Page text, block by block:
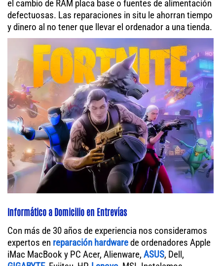
el cambio de RAM placa base o fuentes de alimentación
defectuosas. Las reparaciones in situ le ahorran tiempo
y dinero al no tener que llevar el ordenador a una tienda.
Informático a Domicilio en Entrevías
Con más de 30 años de experiencia nos consideramos
expertos en reparación hardwarede ordenadores Apple
iMac MacBook y PC Acer, Alienware, ASUS, Dell,